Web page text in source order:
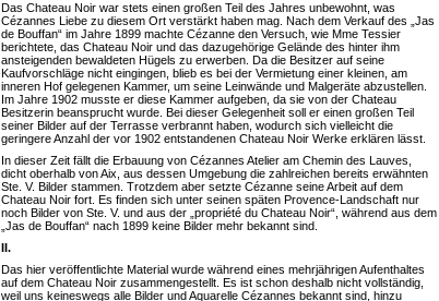
Das Chateau Noir war stets einen großen Teil des Jahres unbewohnt, was
Cézannes Liebe zu diesem Ort verstärkt haben mag. Nach dem Verkauf des „Jas
de Bouffan“ im Jahre 1899 machte Cézanne den Versuch, wie Mme Tessier
berichtete, das Chateau Noir und das dazugehörige Gelände des hinter ihm
ansteigenden bewaldeten Hügels zu erwerben. Da die Besitzer auf seine
Kaufvorschläge nicht eingingen, blieb es bei der Vermietung einer kleinen, am
inneren Hof gelegenen Kammer, um seine Leinwände und Malgeräte abzustellen.
Im Jahre 1902 musste er diese Kammer aufgeben, da sie von der Chateau
Besitzerin beansprucht wurde. Bei dieser Gelegenheit soll er einen großen Teil
seiner Bilder auf der Terrasse verbrannt haben, wodurch sich vielleicht die
geringere Anzahl der vor 1902 entstandenen Chateau Noir Werke erklären lässt.
In dieser Zeit fällt die Erbauung von Cézannes Atelier am Chemin des Lauves,
dicht oberhalb von Aix, aus dessen Umgebung die zahlreichen bereits erwähnten
Ste. V. Bilder stammen. Trotzdem aber setzte Cézanne seine Arbeit auf dem
Chateau Noir fort. Es finden sich unter seinen späten Provence-Landschaft nur
noch Bilder von Ste. V. und aus der „propriété du Chateau Noir“, während aus dem
„Jas de Bouffan“ nach 1899 keine Bilder mehr bekannt sind.
II.
Das hier veröffentlichte Material wurde während eines mehrjährigen Aufenthaltes
auf dem Chateau Noir zusammengestellt. Es ist schon deshalb nicht vollständig,
weil uns keineswegs alle Bilder und Aquarelle Cézannes bekannt sind, hinzu